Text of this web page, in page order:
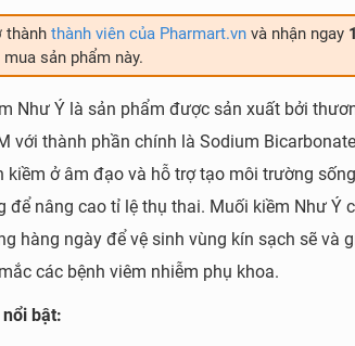
thành thành viên của Pharmart.vnvà nhận ngay
mua sản phẩm này.
Như Ý là sản phẩm được sản xuất bởi
với thành phần chính là Sodium
kiềm ở âm đạo và hỗ trợ tạo môi trường
để nâng cao tỉ lệ thụ thai. Muối kiềm Như Ý
hàng ngày để vệ sinh vùng kín sạch sẽ và
các bệnh viêm nhiễm phụ khoa.
bật: